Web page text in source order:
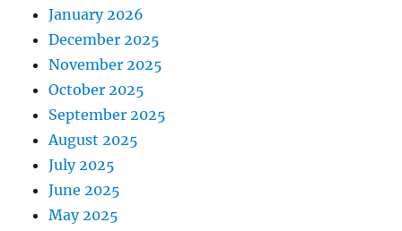
January 2026
December 2025
November 2025
October 2025
September 2025
August 2025
July 2025
June 2025
May 2025